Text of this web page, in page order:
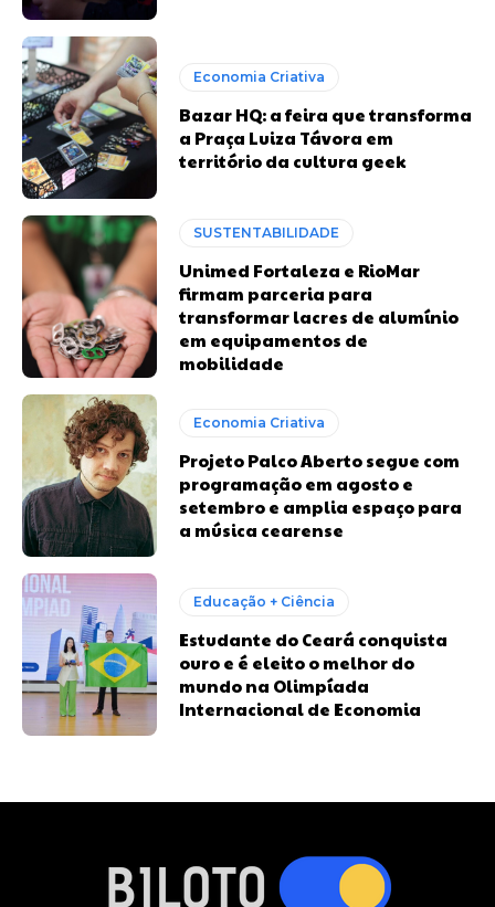
Economia Criativa
Bazar HQ: a feira que transforma
a Praça Luiza Távora em
território da cultura geek
SUSTENTABILIDADE
Unimed Fortaleza e RioMar
firmam parceria para
transformar lacres de alumínio
em equipamentos de
mobilidade
Economia Criativa
Projeto Palco Aberto segue com
programação em agosto e
setembro e amplia espaço para
a música cearense
Educação + Ciência
Estudante do Ceará conquista
ouro e é eleito o melhor do
mundo na Olimpíada
Internacional de Economia